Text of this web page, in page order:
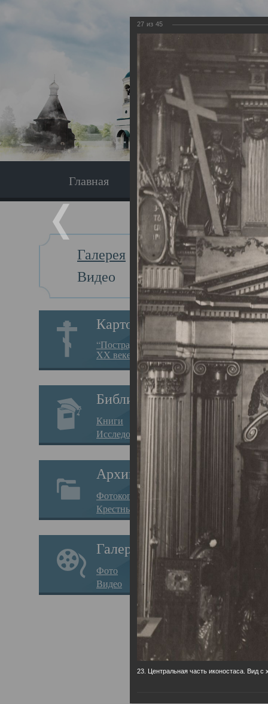
Главная Экскурсия
Галерея
Видео
Картотека
“Пострадавшие за веру в
XX веке на Севере”
Библиотека
Книги
Исследования
Архив
Фотокопии дел
Крестные ходы
Галерея
Фото
Видео
Главная
27 из 45
23. Центральная часть иконостаса. Вид с